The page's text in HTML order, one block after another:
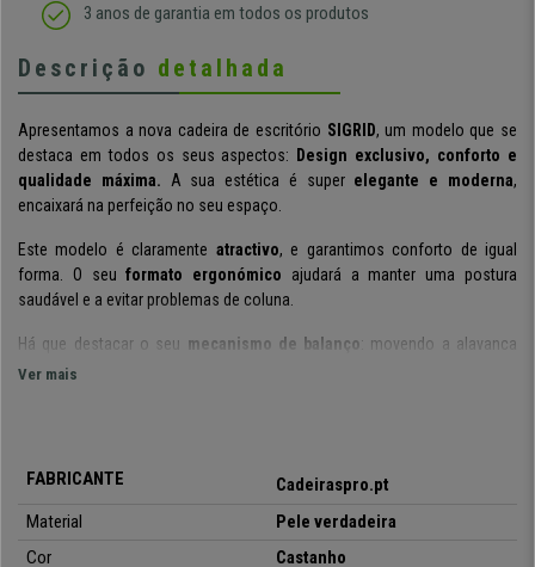
3 anos de garantia em todos os produtos
Descrição detalhada
Apresentamos a nova cadeira de escritório SIGRID, um modelo que se
destaca em todos os seus aspectos: Design exclusivo, conforto e
qualidade máxima. A sua estética é super elegante e moderna,
encaixará na perfeição no seu espaço.
Este modelo é claramente atractivo, e garantimos conforto de igual
forma. O seuformato ergonómico ajudará a manter uma postura
saudável e a evitar problemas de coluna.
Há que destacar o seu mecanismo de balanço: movendo a alavanca
elevadora para fora activa-se este mecanismo, ao voltar a colocar a
O seu formato ergonómico, o conforto que oferece, e todos os seus
ajustes, fazem com que seja um modelo apto para
uso profissional de
Ver mais
FABRICANTE
Cadeiraspro.pt
Material
Pele verdadeira
Cor
Castanho